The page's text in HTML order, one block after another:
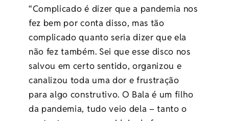
“Complicado é dizer que a pandemia nos
fez bem por conta disso, mas tão
complicado quanto seria dizer que ela
não fez também. Sei que esse disco nos
salvou em certo sentido, organizou e
canalizou toda uma dor e frustração
para algo construtivo. O Bala é um filho
da pandemia, tudo veio dela – tanto o